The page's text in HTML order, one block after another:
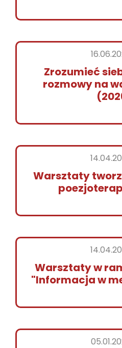
Zrozumieć
rozmowy na
Warsztaty
Warsztaty w
"Informacja w